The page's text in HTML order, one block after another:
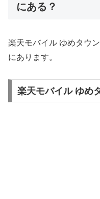
にある？
楽天モバイル ゆめタウ
にあります。
楽天モバイル ゆめ